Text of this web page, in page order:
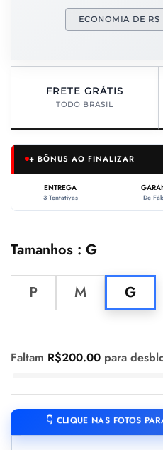
ECONOMIA DE R$
FRETE GRÁTIS
TODO BRASIL
+ BÔNUS AO FINALIZAR
ENTREGA
3 Tentativas De
Tamanhos G
P M G
Faltam R$200.00 para
👇 CLIQUE NAS FOTOS